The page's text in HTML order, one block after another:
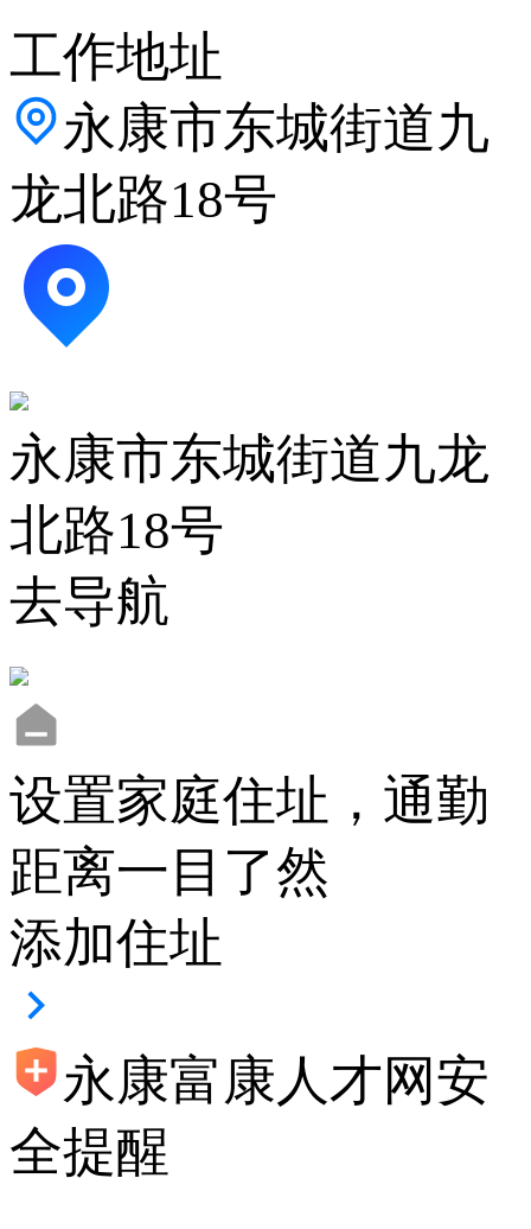
工作地址
永康市东城街道九
龙北路18号
永康市东城街道九龙
北路18号
去导航
设置家庭住址，通勤
距离一目了然
添加住址
永康富康人才网安
全提醒